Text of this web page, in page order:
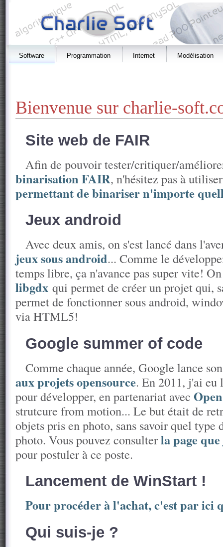
Software Programmation Internet Modélisation
Bienvenue sur charlie-
Site web de FAIR
Afin de pouvoir tester/critiquer/
binarisation FAIR, n'hésitez pas à
permettant de binariser n'importe
Jeux android
Avec deux amis, on s'est lancé dans
jeux sous android... Comme le
temps libre, ça n'avance pas super vite!
libgdx qui permet de créer un projet qui,
permet de fonctionner sous android,
via HTML5!
Google summer of code
Comme chaque année, Google lance
aux projets opensource. En 2011, j'ai eu
pour développer, en partenariat avec
strutcure from motion... Le but était de
objets pris en photo, sans savoir quel type
photo. Vous pouvez consulterla page
pour postuler à ce poste.
Lancement de WinStart !
Pour procéder à l'achat, c'est par ici
Qui suis-je ?